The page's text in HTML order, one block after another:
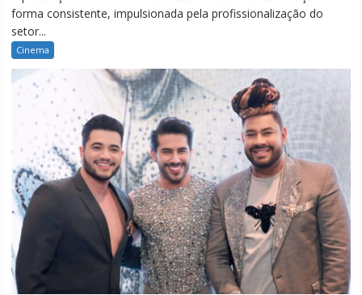
forma consistente, impulsionada pela profissionalização do
setor...
Cinema